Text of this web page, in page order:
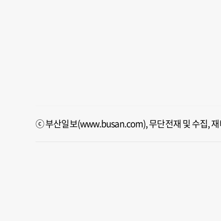
ⓒ 부산일보(www.busan.com), 무단전재 및 수집,